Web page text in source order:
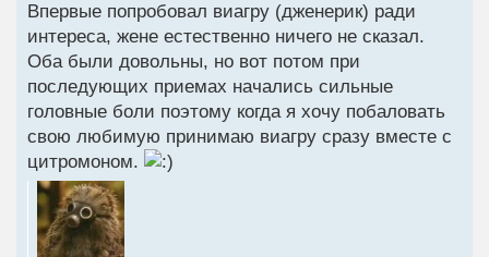
Впервые попробовал виагру (дженерик) ради
интереса, жене естественно ничего не сказал.
Оба были довольны, но вот потом при
последующих приемах начались сильные
головные боли поэтому когда я хочу побаловать
свою любимую принимаю виагру сразу вместе с
цитромоном.